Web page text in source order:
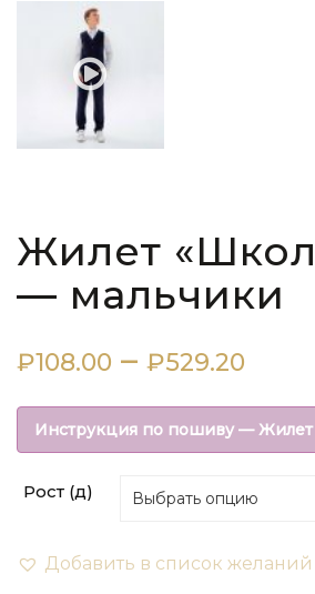
Жилет
— мальчики
₽108.00 – ₽529.20
–
Инструкция по пошиву —
Рост (д)
Добавить в список желаний